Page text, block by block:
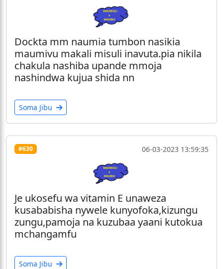
Dockta mm naumia tumbon nasikia
maumivu makali misuli inavuta.pia nikila
chakula nashiba upande mmoja
nashindwa kujua shida nn
Soma Jibu
#630 06-03-2023 13:59:35
Je ukosefu wa vitamin E unaweza
kusababisha nywele kunyofoka,kizungu
zungu,pamoja na kuzubaa yaani kutokua
mchangamfu
Soma Jibu